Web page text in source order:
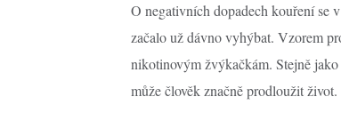
O negativních dopadech kouření se
začalo už dávno vyhýbat. Vzorem
nikotinovým žvýkačkám. Stejně
může člověk značně prodloužit život.